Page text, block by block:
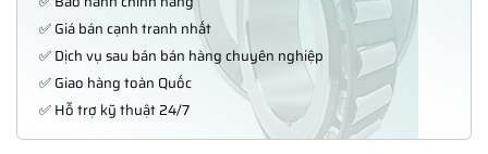
✅ Giá bán cạnh tranh nhất
✅ Dịch vụ sau bán bán hàng chuyên nghiệp
✅ Giao hàng toàn Quốc
✅ Hỗ trợ kỹ thuật 24/7